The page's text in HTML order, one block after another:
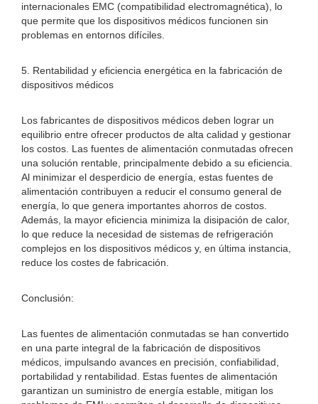
internacionales EMC (compatibilidad electromagnética), lo
que permite que los dispositivos médicos funcionen sin
problemas en entornos difíciles.
5. Rentabilidad y eficiencia energética en la fabricación de
dispositivos médicos
Los fabricantes de dispositivos médicos deben lograr un
equilibrio entre ofrecer productos de alta calidad y gestionar
los costos. Las fuentes de alimentación conmutadas ofrecen
una solución rentable, principalmente debido a su eficiencia.
Al minimizar el desperdicio de energía, estas fuentes de
alimentación contribuyen a reducir el consumo general de
energía, lo que genera importantes ahorros de costos.
Además, la mayor eficiencia minimiza la disipación de calor,
lo que reduce la necesidad de sistemas de refrigeración
complejos en los dispositivos médicos y, en última instancia,
reduce los costes de fabricación.
Conclusión:
Las fuentes de alimentación conmutadas se han convertido
en una parte integral de la fabricación de dispositivos
médicos, impulsando avances en precisión, confiabilidad,
portabilidad y rentabilidad. Estas fuentes de alimentación
garantizan un suministro de energía estable, mitigan los